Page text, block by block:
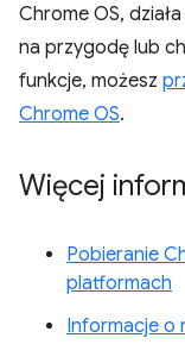
Chrome OS,
na przygodę lub
funkcje, możesz
Chrome OS.
Więcej
Pobieranie
platformach
Informacje o